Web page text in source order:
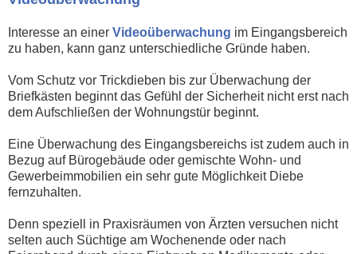
Interesse an einer Videoüberwachung im Eingangsbereich
zu haben, kann ganz unterschiedliche Gründe haben.
Vom Schutz vor Trickdieben bis zur Überwachung der
Briefkästen beginnt das Gefühl der Sicherheit nicht erst nach
dem Aufschließen der Wohnungstür beginnt.
Eine Überwachung des Eingangsbereichs ist zudem auch in
Bezug auf Bürogebäude oder gemischte Wohn- und
Gewerbeimmobilien ein sehr gute Möglichkeit Diebe
fernzuhalten.
Denn speziell in Praxisräumen von Ärzten versuchen nicht
selten auch Süchtige am Wochenende oder nach